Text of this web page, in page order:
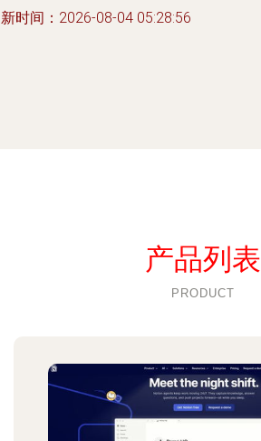
时间：2026-08-04 05:28:56
产品列表
PRODUCT